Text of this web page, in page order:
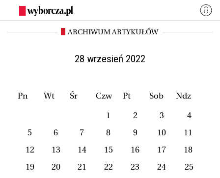
WYBORCZA.PL
Świat
Wyborcza.biz Co jest grane24
Magazyny BIQdata
Jutronauci Osiem Dziewięć
Zaloguj się
ARCHIWUM ARTYKUŁÓW
28 wrzesień 2022
Pn Wt Śr Czw Pt Sob
Ndz
1
2 3
4
5
6 7 8 9 10
11
12
13 14 15 16 17
18
19
20 21 22 23 24
25